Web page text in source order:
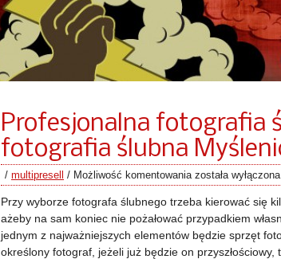
Profesjonalna fotografia
fotografia ślubna
/ multipresell / Możliwość komentowania została wyłączona
Przy wyborze fotografa ślubnego trzeba kierować się
ażeby na sam koniec nie pożałować przypadkiem
jednym z najważniejszych elementów będzie sprzęt
określony fotograf, jeżeli już będzie on